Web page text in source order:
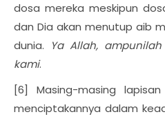
dosa mereka meskipun
dan Dia akan menutup aib
dunia.
Ya Allah,
kami.
[6] Masing-masing
menciptakannya dalam